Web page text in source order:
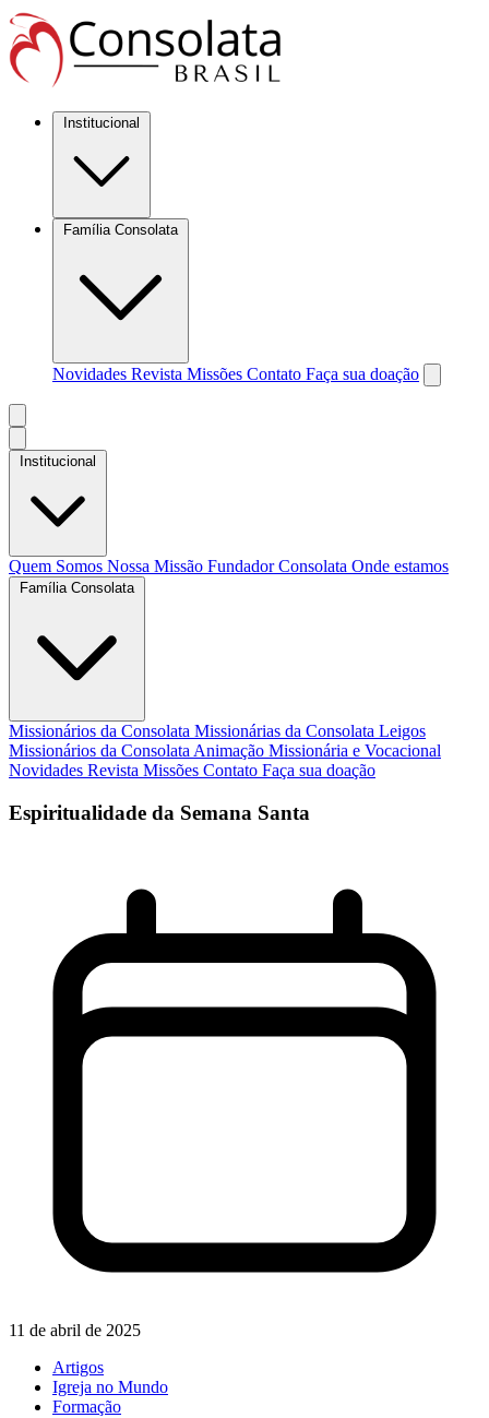
Institucional
Família Consolata
Novidades Revista Missões Contato Faça sua doação
Institucional
Quem Somos Nossa Missão FundadorConsolata Onde estamos
Família Consolata
Missionários da Consolata Missionárias da Consolata Leigos
Missionários da Consolata Animação Missionária e Vocacional
Novidades Revista Missões Contato Faça sua doação
Espiritualidade da Semana Santa
11 de abril de 2025
Artigos
Igreja no Mundo
Formação